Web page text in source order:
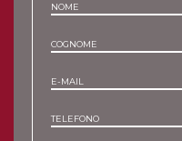
NOME
COGNOME
E-MAIL
TELEFONO